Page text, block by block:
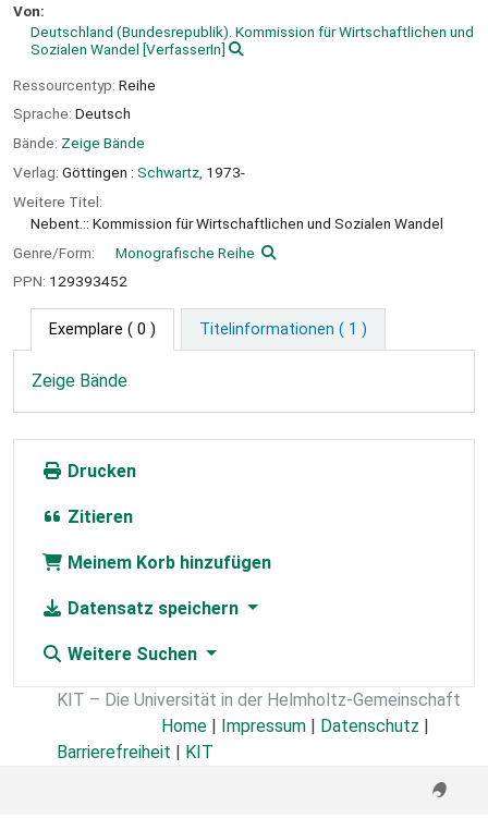
Von:
Deutschland (Bundesrepublik). Kommission für Wirtschaftlichen und
Sozialen Wandel [VerfasserIn]
Ressourcentyp: Reihe
Sprache: Deutsch
Bände: Zeige Bände
Verlag: Göttingen : Schwartz, 1973-
Weitere Titel:
Nebent.:: Kommission für Wirtschaftlichen und Sozialen Wandel
Genre/Form:
Monografische Reihe
PPN: 129393452
Exemplare ( 0 ) Titelinformationen ( 1 )
Zeige Bände
Drucken
Zitieren
Meinem Korb hinzufügen
Datensatz speichern
Weitere Suchen
KIT – Die Universität in der Helmholtz-Gemeinschaft
Home | Impressum | Datenschutz |
Barrierefreiheit | KIT